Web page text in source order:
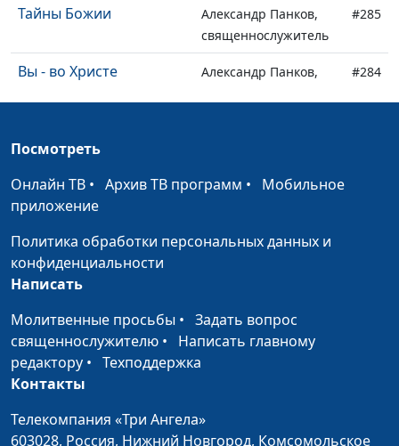
Тайны Божии
Александр Панков,
священнослужитель
#285
Вы - во Христе
Александр Панков,
#284
Четверо подростков и
Вавилон
Руслан Фазлеев,
Противостояние
Иерусалима и Вавилона
Руслан Фазлеев,
молитвы
священнослужитель
Перед выбором
Слово Господа к Илии
Руслан Фазлеев,
священнослужитель
Посмотреть
Онлайн ТВ • Архив ТВ программ • Мобильное
приложение
Политика обработки персональных данных и
конфиденциальности
Написать
Молитвенные просьбы • Задать вопрос
священнослужителю • Написать главному
редактору • Техподдержка
Контакты
Телекомпания «Три Ангела»
603028, Россия, Нижний Новгород, Комсомольское